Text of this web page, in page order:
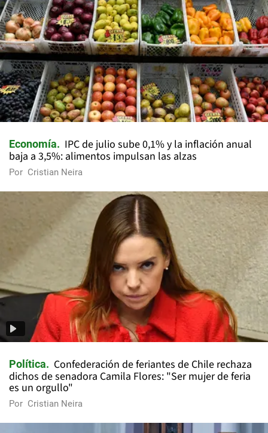
Economía
IPC de julio sube 0,1% y la inflación anual
baja a 3,5%: alimentos impulsan las alzas
Por Cristian Neira
Política
Confederación de feriantes de Chile rechaza
dichos de senadora Camila Flores: "Ser mujer de feria
es un orgullo"
Por Cristian Neira